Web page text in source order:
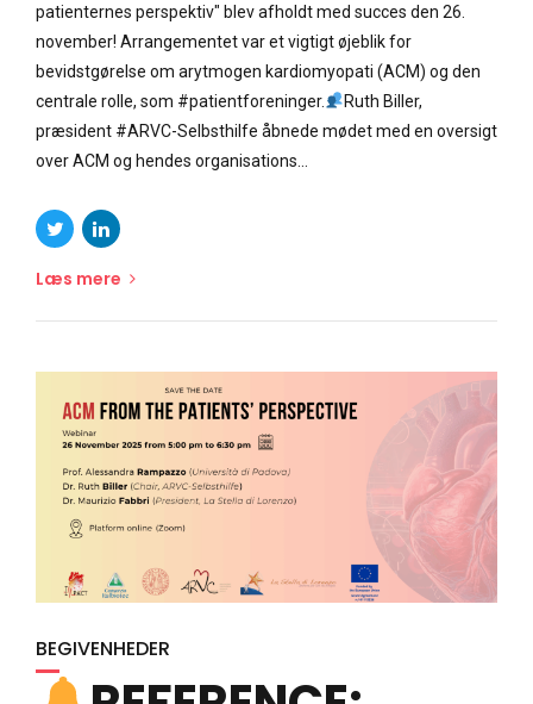
patienternes perspektiv" blev afholdt med succes den 26.
november! Arrangementet var et vigtigt øjeblik for
bevidstgørelse om arytmogen kardiomyopati (ACM) og den
centrale rolle, som #patientforeninger.
Ruth Biller,
præsident #ARVC-Selbsthilfe åbnede mødet med en oversigt
over ACM og hendes organisations...
Læs mere
BEGIVENHEDER